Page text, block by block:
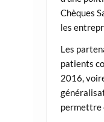
Chèques
les
Les
patients
2016,
permettre